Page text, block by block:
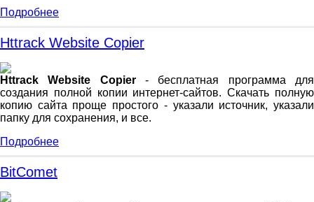
Подробнее
Httrack Website Copier
Httrack Website Copier- бесплатная программа для
создания полной копии интернет-сайтов. Скачать полную
копию сайта проще простого - указали источник, указали
папку для сохранения, и все.
Подробнее
BitComet